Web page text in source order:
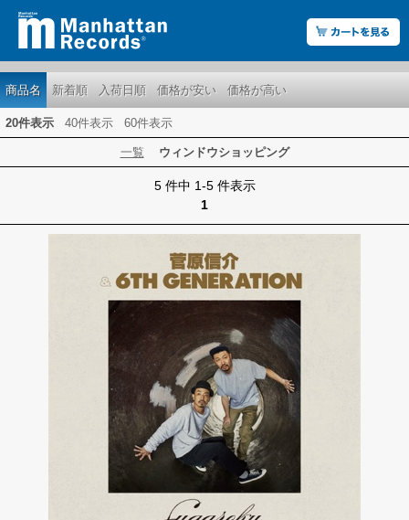
商品名 新着順 入荷日順 価格が安い 価格が高い
20件表示 40件表示 60件表示
一覧 ウィンドウショッピング
5 件中 1-5 件表示
1